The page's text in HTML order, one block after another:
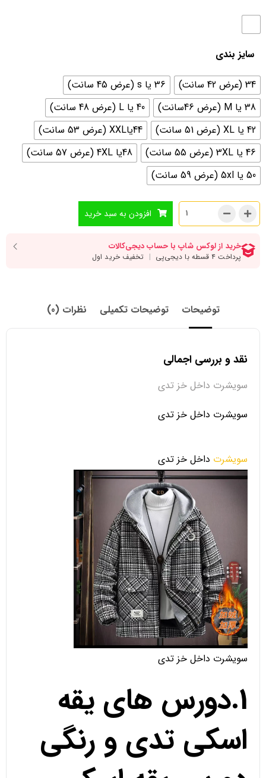
سایز بندی
34 (عرض 42 سانت)
36 یا s (عرض 45 سانت)
38 یا M (عرض 46سانت)
40 یا L (عرض 48 سانت)
42 یا XL (عرض 51 سانت)
44یاXXL (عرض 53 سانت)
46 یا 3XL (عرض 55 سانت)
48یا 4XL (عرض 57 سانت)
50 یا 5xl (عرض 59 سانت)
افزودن به سبد خرید
توضیحات توضیحات تکمیلی نظرات (0)
نقد و بررسی اجمالی
سویشرت داخل خز تدی
سویشرت داخل خز تدی
سویشرت داخل خز تدی
سویشرت داخل خز تدی
1.دورس های یقه
اسکی تدی و رنگی